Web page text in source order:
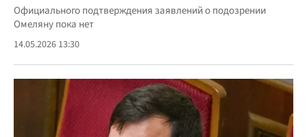
Официального подтверждения заявлений о подозрении
Омеляну пока нет
14.05.2026 13:30